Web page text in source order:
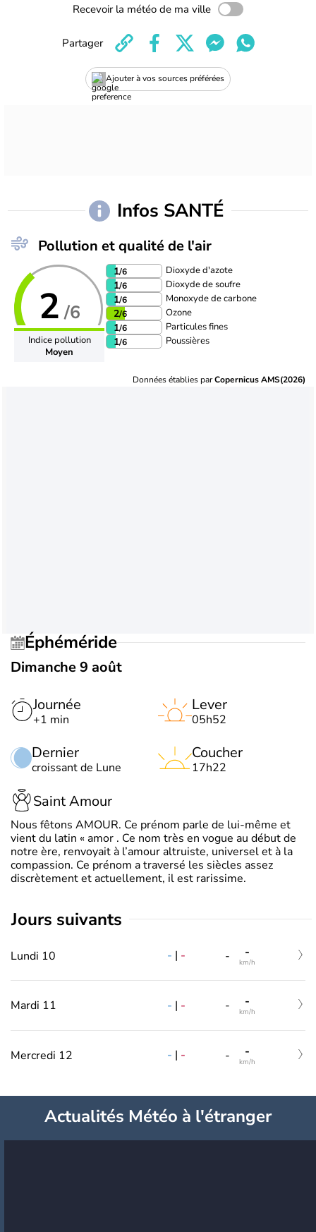
Recevoir la météo de ma ville
Ajouter à vos sources préférées
Partager
Infos SANTÉ
Pollution et qualité de l'air
2 /6
Indice pollution
Moyen
1/6 Dioxyde d'azote
1/6 Dioxyde de soufre
1/6 Monoxyde de carbone
2/6 Ozone
1/6 Particules fines
1/6 Poussières
Données établies parCopernicus AMS(2026)
Éphéméride
Dimanche 9 août
Journée
+1 min
Dernier
croissant de Lune
Lever
05h52
Coucher
17h22
Saint Amour
Nous fêtons AMOUR. Ce prénom parle de lui-même et
vient du latin « amor . Ce nom très en vogue au début de
notre ère, renvoyait à l’amour altruiste, universel et à la
compassion. Ce prénom a traversé les siècles assez
discrètement et actuellement, il est rarissime.
jours suivants
Lundi 10 - | - - -
km/h
Mardi 11 - | - - -
km/h
Mercredi 12 - | - - -
km/h
Actualités Météo à l'étranger